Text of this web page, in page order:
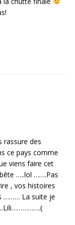
rassure des
ce pays comme
viens faire cet
…..lol …….Pas
, vos histoires
……… La suite je